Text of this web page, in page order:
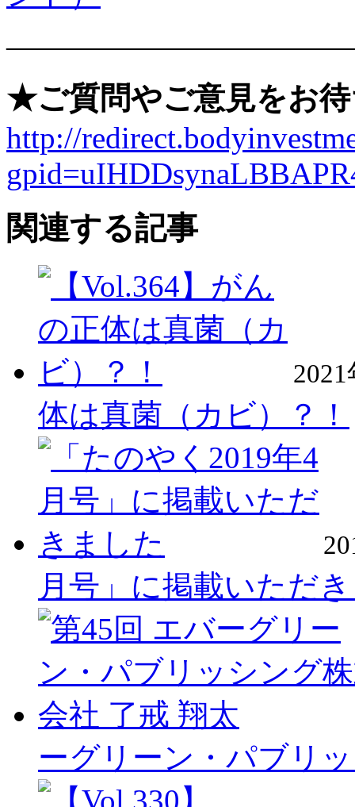
★ご質問やご意見をお
http://
関連する記事
体は真菌（カビ）？！
月号」に掲載いただ
ーグリーン・パブリ